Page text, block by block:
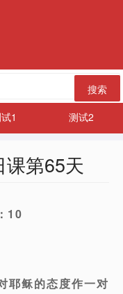
搜索
1 测试2
课第65天
10
耶稣的态度作一对